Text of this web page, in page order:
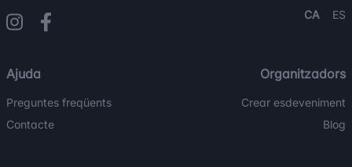
CA ES
Ajuda
Preguntes freqüents
Contacte
Organitzadors
Crear esdeveniment
Blog